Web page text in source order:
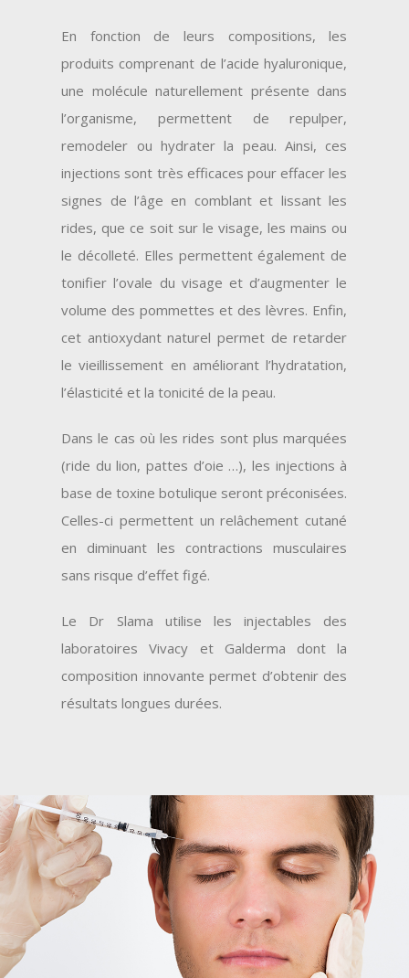
En fonction de leurs compositions, les
produits comprenant de l’acide hyaluronique,
une molécule naturellement présente dans
l’organisme, permettent de repulper,
remodeler ou hydrater la peau. Ainsi, ces
injections sont très efficaces pour effacer les
signes de l’âge en comblant et lissant les
rides, que ce soit sur le visage, les mains ou
le décolleté. Elles permettent également de
tonifier l’ovale du visage et d’augmenter le
volume des pommettes et des lèvres. Enfin,
cet antioxydant naturel permet de retarder
le vieillissement en améliorant l’hydratation,
l’élasticité et la tonicité de la peau.
Dans le cas où les rides sont plus marquées
(ride du lion, pattes d’oie …), les injections à
base de toxine botulique seront préconisées.
Celles-ci permettent un relâchement cutané
en diminuant les contractions musculaires
sans risque d’effet figé.
Le Dr Slama utilise les injectables des
laboratoires Vivacy et Galderma dont la
composition innovante permet d’obtenir des
résultats longues durées.